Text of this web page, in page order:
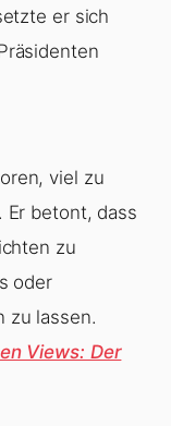
er sich
viel zu
Er betont, dass
zu
oder
zu lassen.
Views: Der